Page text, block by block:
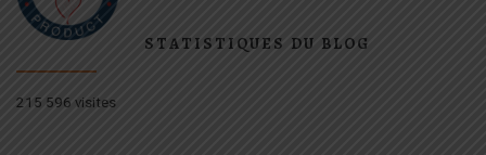
STATISTIQUES DU BLOG
215 596 visites